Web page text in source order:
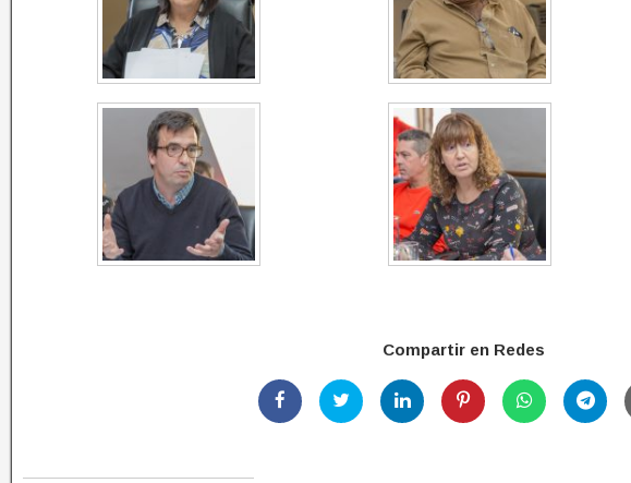
Compartir en Redes